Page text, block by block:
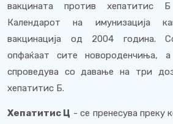
вакцината против хепатитис
Календарот на имунизација
вакцинација од 2004 година.
опфаќаат сите новороденчиња, а
спроведува со давање на три
хепатитис Б.
Хепатитис Ц - се пренесува преку